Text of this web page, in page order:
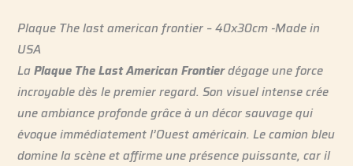
Plaque The last american frontier – 40x30cm -Made in
USA
LaPlaque The Last American Frontierdégage une force
incroyable dès le premier regard. Son visuel intense crée
une ambiance profonde grâce à un décor sauvage qui
évoque immédiatement l’Ouest américain. Le camion bleu
domine la scène et affirme une présence puissante, car il